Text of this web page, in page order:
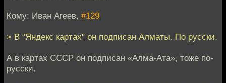
Кому: Иван Агеев, #129
> В "Яндекс картах" он подписан Алматы. По русски.
А в картах СССР он подписан «Алма-Ата», тоже по-
русски.